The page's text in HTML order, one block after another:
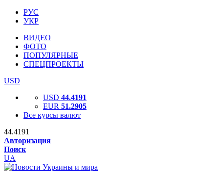
РУС
УКР
ВИДЕО
ФОТО
ПОПУЛЯРНЫЕ
СПЕЦПРОЕКТЫ
USD
USD 44.4191
EUR 51.2905
Все курсы валют
44.4191
Авторизация
Поиск
UA